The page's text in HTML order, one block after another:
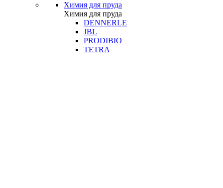
Химия для пруда
Химия для пруда
DENNERLE
JBL
PRODIBIO
TETRA